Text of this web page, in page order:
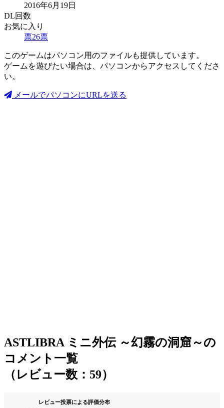
2016年6月19日
DL回数
お気に入り
票26票
このゲームはパソコン用のファイルも提供しています。
ゲームを遊びたい場合は、パソコンからアクセスしてくださ
い。
メールでパソコンにURLを送る
ASTLIBRA ミニ外伝 ～幻霧の洞窟～の
コメント一覧
（レビュー数：59）
レビュー投票による評価分布